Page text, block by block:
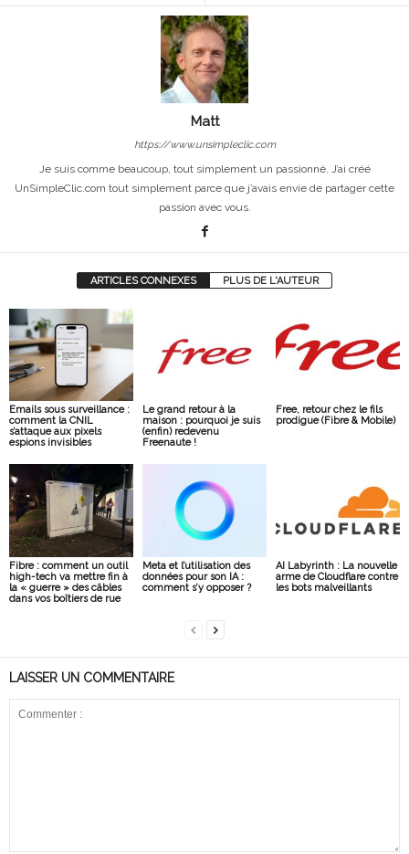
Matt
https://www.unsimpleclic.com
Je suis comme beaucoup, tout simplement un passionné. J’ai créé
UnSimpleClic.com tout simplement parce que j’avais envie de partager cette
passion avec vous.
ARTICLES CONNEXES PLUS DE L'AUTEUR
Emails sous surveillance :
comment la CNIL
s’attaque aux pixels
espions invisibles
Le grand retour à la
maison : pourquoi je suis
(enfin) redevenu
Freenaute !
Free, retour chez le fils
prodigue (Fibre & Mobile)
Fibre : comment un outil
high-tech va mettre fin à
la « guerre » des câbles
dans vos boîtiers de rue
Meta et l’utilisation des
données pour son IA :
comment s’y opposer ?
AI Labyrinth : La nouvelle
arme de Cloudflare contre
les bots malveillants
LAISSER UN COMMENTAIRE